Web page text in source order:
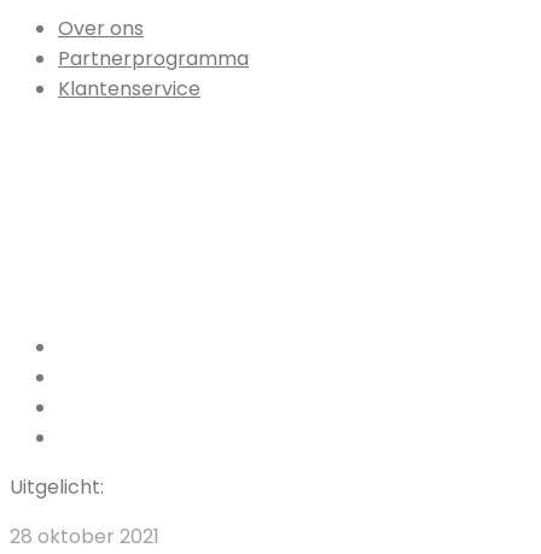
Over ons
Partnerprogramma
Klantenservice
Uitgelicht:
Dit
28 oktober 2021